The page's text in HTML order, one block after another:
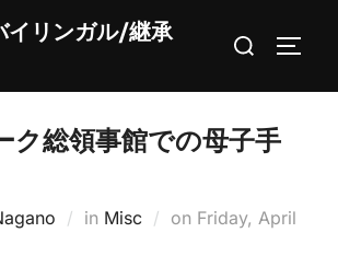
イリンガル/継承
Search
ク総領事館での母子手
in Misc on Posted
Friday, April